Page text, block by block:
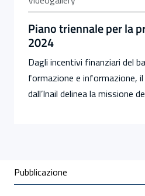
Piano triennale per la
2024
Dagli incentivi finanziari del
formazione e informazione,
dall’Inail delinea la missione
Condivisione social
Pubblicazione